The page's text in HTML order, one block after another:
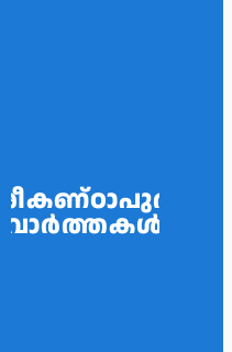
ശ്രീകണ്ഠാപുരം
വാർത്തകൾ